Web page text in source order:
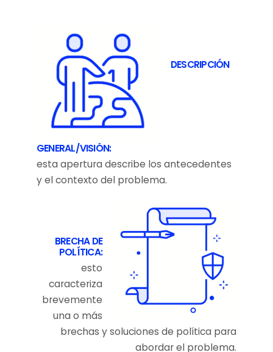
DESCRIPCIÓN
GENERAL/VISIÓN:
esta apertura describe los antecedentes
y el contexto del problema.
BRECHA DE
POLÍTICA:
esto
caracteriza
brevemente
una o más
brechas y soluciones de política para
abordar el problema.